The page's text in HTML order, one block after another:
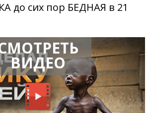
до сих пор БЕДНАЯ в 21
ВИДЕО